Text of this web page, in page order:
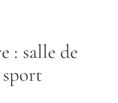
: salle de
sport